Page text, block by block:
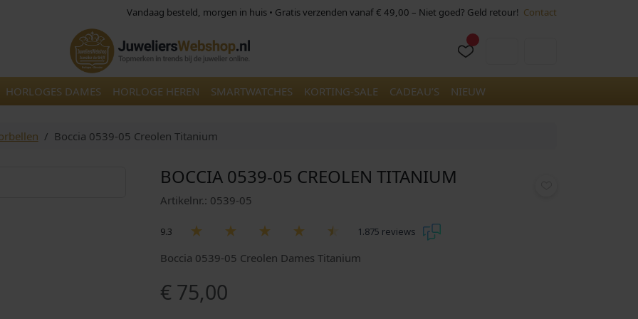
Vandaag besteld, morgen in huis • Gratis verzenden vanaf € 49,00 – Niet goed? Geld retour! Contact
HORLOGES DAMES HORLOGE HEREN SMARTWATCHES KORTING-SALE CADEAU’S NIEUW
Boccia 0539-05 Creolen Titanium
BOCCIA 0539-05 CREOLEN TITANIUM
Artikelnr.: 0539-05
9.3 1.875 reviews
Boccia 0539-05 Creolen Dames Titanium
€ 75,00